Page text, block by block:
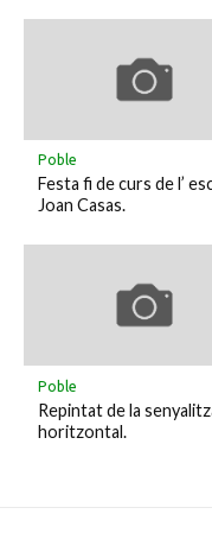
Poble
Festa fi de curs de l’
Joan Casas.
Poble
Repintat de la
horitzontal.